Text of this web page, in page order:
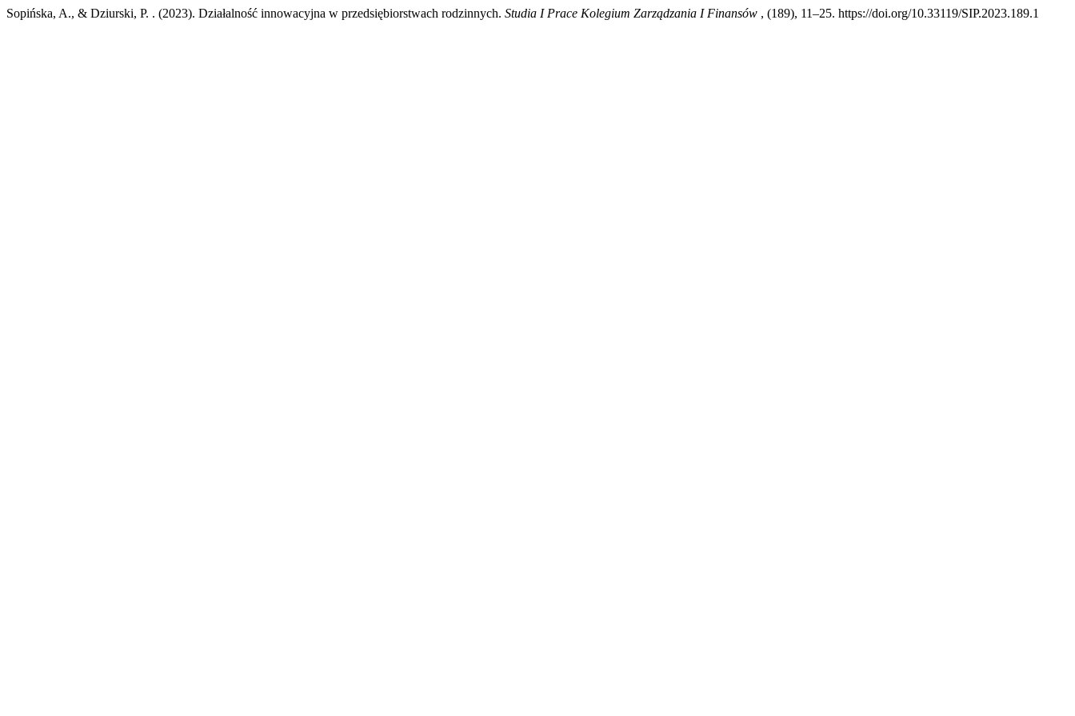
Sopińska, A., & Dziurski, P. . (2023). Działalność innowacyjna w przedsiębiorstwach rodzinnych. Studia I Prace Kolegium Zarządzania I Finansów , (189), 11–25. https://doi.org/10.33119/SIP.2023.189.1